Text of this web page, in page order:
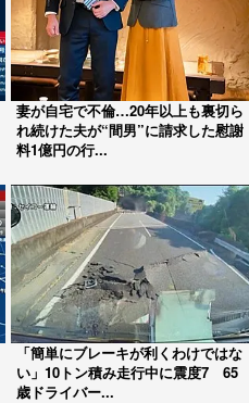
妻が自宅で不倫…20年以上も裏切ら
れ続けた夫が“間男”に請求した慰謝
料1億円の行...
「簡単にブレーキが利くわけではな
い」10トン積み走行中に震度7 65
歳ドライバー...